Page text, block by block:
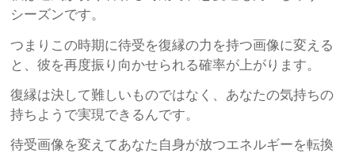
シーズンです。
つまりこの時期に待受を復縁の力を持つ画像に変える
と、彼を再度振り向かせられる確率が上がります。
復縁は決して難しいものではなく、あなたの気持ちの
持ちようで実現できるんです。
待受画像を変えてあなた自身が放つエネルギーを転換